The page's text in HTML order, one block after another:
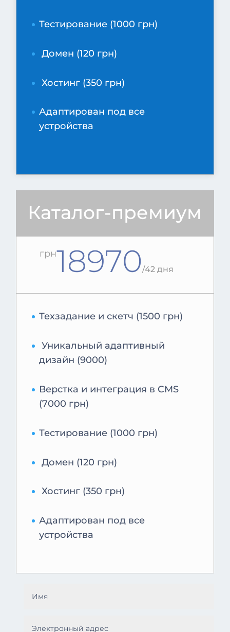
Тестирование (1000 грн)
Домен (120 грн)
Хостинг (350 грн)
Адаптирован под все
устройства
Каталог-премиум
грн18970/42 дня
Техзадание и скетч (1500 грн)
Уникальный адаптивный
дизайн (9000)
Верстка и интеграция в CMS
(7000 грн)
Тестирование (1000 грн)
Домен (120 грн)
Хостинг (350 грн)
Адаптирован под все
устройства